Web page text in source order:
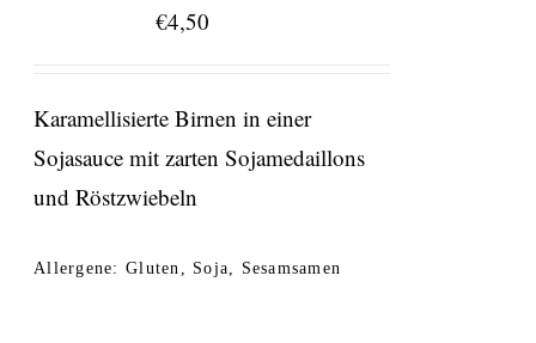
€4,50
Karamellisierte Birnen in einer
Sojasauce mit zarten Sojamedaillons
und Röstzwiebeln
Allergene: Gluten, Soja, Sesamsamen